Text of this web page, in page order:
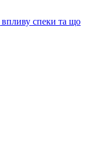
впливу спеки та що